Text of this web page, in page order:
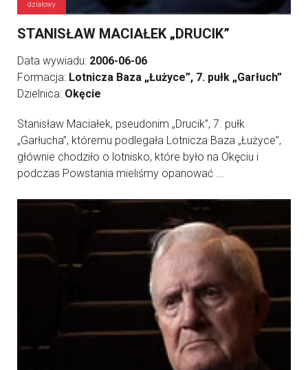
działowy
STANISŁAW MACIAŁEK „DRUCIK”
Data wywiadu: 2006-06-06
Formacja: Lotnicza Baza „Łużyce”, 7. pułk „Garłuch”
Dzielnica: Okęcie
Stanisław Maciałek, pseudonim „Drucik”, 7. pułk
„Garłucha”, któremu podlegała Lotnicza Baza „Łużyce”,
głównie chodziło o lotnisko, które było na Okęciu i
podczas Powstania mieliśmy opanować ...